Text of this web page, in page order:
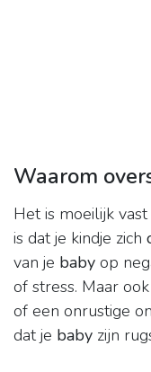
Waarom
Het is moeilijk
is dat je kindje zich
van je baby op
of stress. Maar
of een onrustige
dat je baby zijn